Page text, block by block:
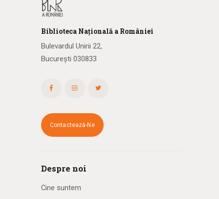
Biblioteca Națională a României
Bulevardul Unirii 22,
București 030833
Contactează-Ne
Despre noi
Cine suntem